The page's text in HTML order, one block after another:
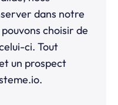
dans notre
choisir de
ci. Tout
un prospect